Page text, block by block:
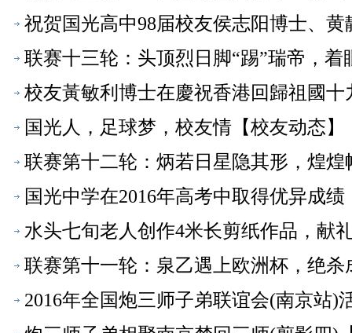
祝贺国光高中98届校友侯志阳博士、
联赛十三轮：头顶烈日脚“踢”瑞帝，
校友黃敏利博士在慶祝香港回歸祖國
友动态】
国光人，足球梦，校友情【校友动态】
联赛第十二轮：炳若日星隐其形，煌
国光中学在2016年高考中取得优异成
水头七旬老人创作4米长剪纸作品，献
态】
联赛第十一轮：泉乙遇上欧洲杯，绝
2016年全国炮三师子弟联谊会(南京站)